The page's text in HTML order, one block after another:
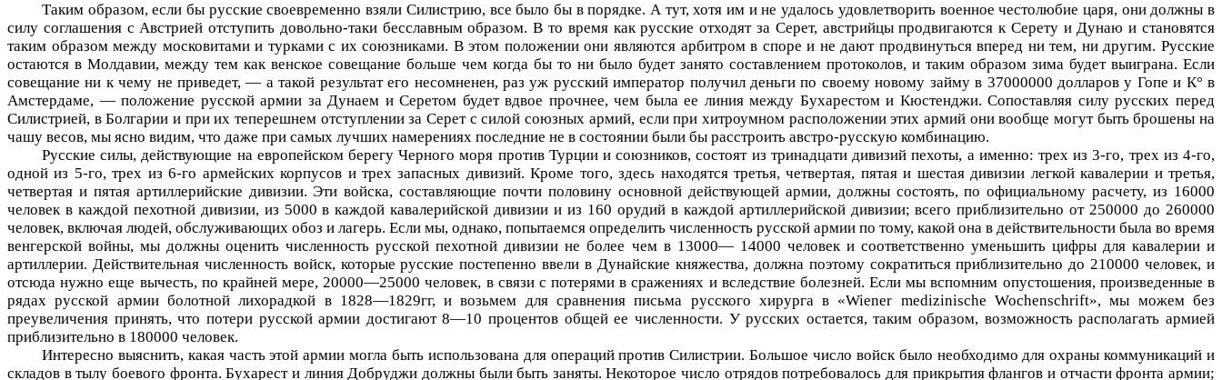
Таким образом, если бы русские своевременно взяли Силистрию, все было бы в порядке. А тут, хотя им и не удалось удовлетворить военное честолюбие царя, они должны в
силу соглашения с Австрией отступить довольно-таки бесславным образом. В то время как русские отходят за Серет, австрийцы продвигаются к Серету и Дунаю и становятся
таким образом между московитами и турками с их союзниками. В этом положении они являются арбитром в споре и не дают продвинуться вперед ни тем, ни другим. Русские
остаются в Молдавии, между тем как венское совещание больше чем когда бы то ни было будет занято составлением протоколов, и таким образом зима будет выиграна. Если
совещание ни к чему не приведет, — а такой результат его несомненен, раз уж русский император получил деньги по своему новому займу в 37000000 долларов у Гопе и К° в
Амстердаме, — положение русской армии за Дунаем и Серетом будет вдвое прочнее, чем была ее линия между Бухарестом и Кюстенджи. Сопоставляя силу русских перед
Силистрией, в Болгарии и при их теперешнем отступлении за Серет с силой союзных армий, если при хитроумном расположении этих армий они вообще могут быть брошены на
чашу весов, мы ясно видим, что даже при самых лучших намерениях последние не в состоянии были бы расстроить австро-русскую комбинацию.
Русские силы, действующие на европейском берегу Черного моря против Турции и союзников, состоят из тринадцати дивизий пехоты, а именно: трех из 3-го, трех из 4-го,
одной из 5-го, трех из 6-го армейских корпусов и трех запасных дивизий. Кроме того, здесь находятся третья, четвертая, пятая и шестая дивизии легкой кавалерии и третья,
четвертая и пятая артиллерийские дивизии. Эти войска, составляющие почти половину основной действующей армии, должны состоять, по официальному расчету, из 16000
человек в каждой пехотной дивизии, из 5000 в каждой кавалерийской дивизии и из 160 орудий в каждой артиллерийской дивизии; всего приблизительно от 250000 до 260000
человек, включая людей, обслуживающих обоз и лагерь. Если мы, однако, попытаемся определить численность русской армии по тому, какой она в действительности была во время
венгерской войны, мы должны оценить численность русской пехотной дивизии не более чем в 13000— 14000 человек и соответственно уменьшить цифры для кавалерии и
артиллерии. Действительная численность войск, которые русские постепенно ввели в Дунайские княжества, должна поэтому сократиться приблизительно до 210000 человек, и
отсюда нужно еще вычесть, по крайней мере, 20000—25000 человек, в связи с потерями в сражениях и вследствие болезней. Если мы вспомним опустошения, произведенные в
рядах русской армии болотной лихорадкой в 1828—1829гг, и возьмем для сравнения письма русского хирурга в «Wiener medizinische Wochenschrift», мы можем без
преувеличения принять, что потери русской армии достигают 8—10 процентов общей ее численности. У русских остается, таким образом, возможность располагать армией
приблизительно в 180000 человек.
Интересно выяснить, какая часть этой армии могла быть использована для операций против Силистрии. Большое число войск было необходимо для охраны коммуникаций и
складов в тылу боевого фронта. Бухарест и линия Добруджи должны были быть заняты. Некоторое число отрядов потребовалось для прикрытия флангов и отчасти фронта армии;